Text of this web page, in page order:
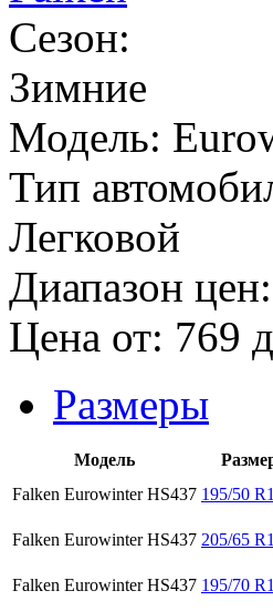
Сезон:
Зимние
Модель:
Тип
Легковой
Диапазон цен:
Цена от: 769
Размеры
Модель
Falken Eurowinter HS437 195/50
Falken Eurowinter HS437 205/65
Falken Eurowinter HS437 195/70